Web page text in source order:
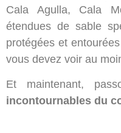
Cala Agulla, Cala
étendues de sable
protégées et
vous devez voir au
Et maintenant,
incontournables du